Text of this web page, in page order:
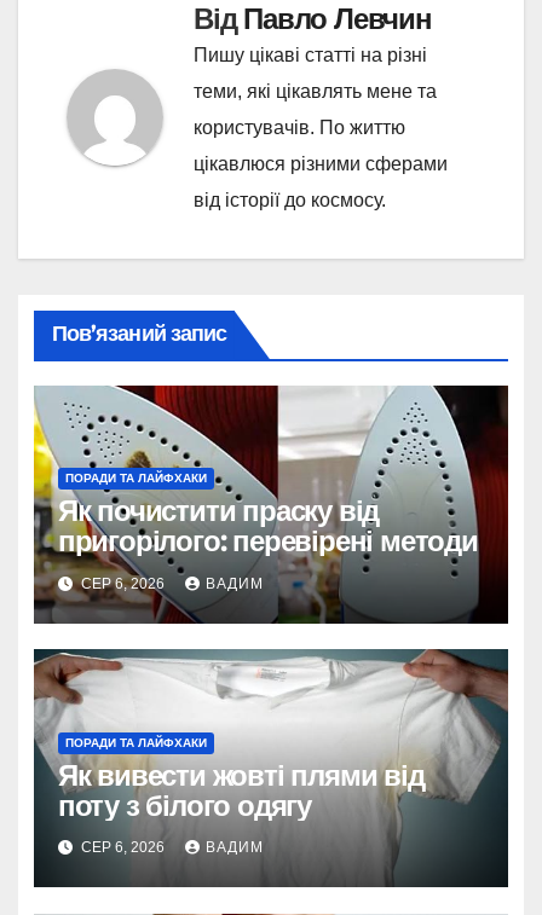
ВідПавло Левчин
Пишу цікаві статті на різні
теми, які цікавлять мене та
користувачів. По життю
цікавлюся різними сферами
від історії до космосу.
Пов’язаний запис
ПОРАДИ ТА ЛАЙФХАКИ
Як почистити праску від
пригорілого: перевірені методи
СЕР 6, 2026 ВАДИМ
ПОРАДИ ТА ЛАЙФХАКИ
Як вивести жовті плями від
поту з білого одягу
СЕР 6, 2026 ВАДИМ